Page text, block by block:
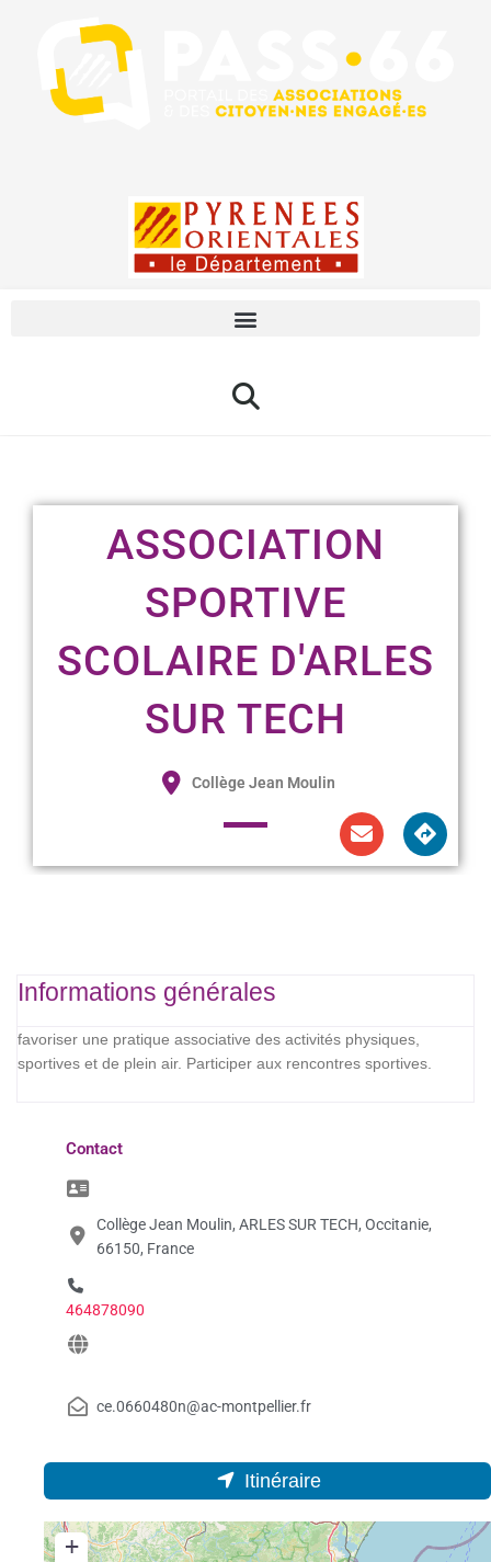
ASSOCIATION
SPORTIVE
SCOLAIRE D'ARLES
SUR TECH
Collège Jean Moulin
Informations générales
favoriser une pratique associative des activités physiques,
sportives et de plein air. Participer aux rencontres sportives.
Contact
Collège Jean Moulin, ARLES SUR TECH, Occitanie,
66150, France
464878090
ce.0660480n@ac-montpellier.fr
Itinéraire
+